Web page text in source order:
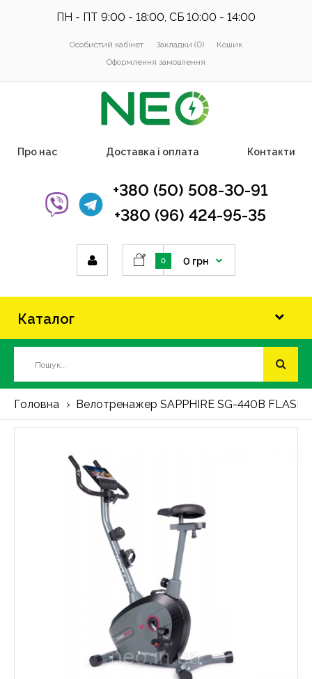
ПН - ПТ 9:00 - 18:00, СБ 10:00 - 14:00
Особистий кабінет Закладки (0)
Кошик
Оформлення замовлення
Про нас Доставка і оплата Контакти
+380 (50) 508-30-91
+380 (96) 424-95-35
0 0 грн
Каталог
Головна Велотренажер SAPPHIRE SG-440B FLASH